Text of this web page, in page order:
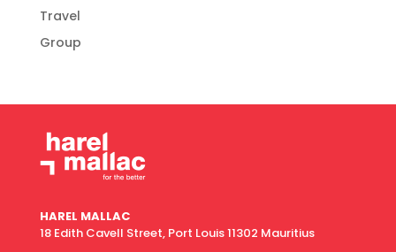
Travel
Group
HAREL MALLAC
18 Edith Cavell Street, Port Louis 11302 Mauritius